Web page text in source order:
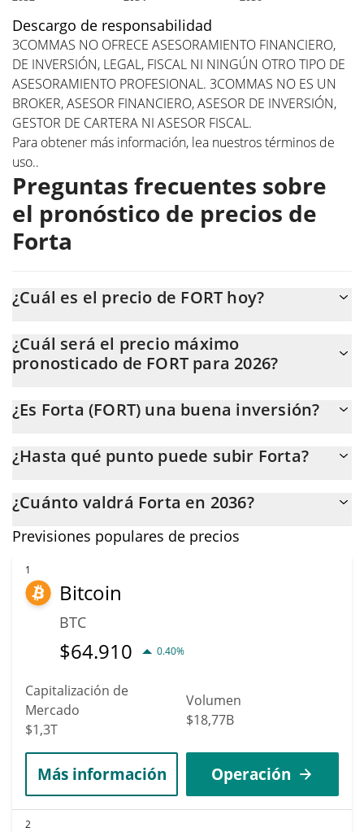
Descargo de responsabilidad
3COMMAS NO OFRECE ASESORAMIENTO FINANCIERO,
DE INVERSIÓN, LEGAL, FISCAL NI NINGÚN OTRO TIPO DE
ASESORAMIENTO PROFESIONAL. 3COMMAS NO ES UN
BROKER, ASESOR FINANCIERO, ASESOR DE INVERSIÓN,
GESTOR DE CARTERA NI ASESOR FISCAL.
Para obtener más información, lea nuestrostérminos de
uso..
Preguntas frecuentes sobre
el pronóstico de precios de
Forta
¿Cuál es el precio de FORT hoy?
de mercado de $8.259.468.
¿Cuál será el precio máximo
pronosticado de FORT para 2026?
$0,012901446 a finales de 2026.
¿Es Forta (FORT) una buena inversión?
previsiones pueden y suelen estar equivocadas, por lo que
¿Hasta qué punto puede subir Forta?
$0,012752479 para finales de este año. Si estimamos un plan a
$0,015893069.
¿Cuánto valdrá Forta en 2036?
En términos de precio, Forta tiene un potencial sobresaliente
aumentará de valor. Según expertos y analistas empresariales,
Forta podría alcanzar un precio máximo de $0,01941444 para
2036.
Previsiones populares de precios
1
Bitcoin
BTC
$64.910 0.40%
Capitalización de
Mercado
$1,3T
Volumen
$18,77B
Más información Operación
2